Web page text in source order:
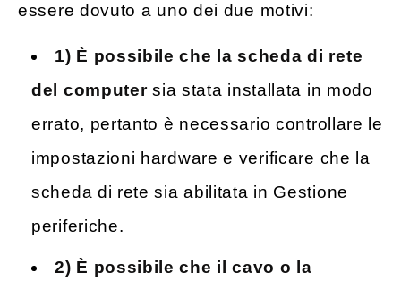
essere dovuto a uno dei due motivi:
1) È possibile che la scheda di rete
del computersia stata installata in modo
errato, pertanto è necessario controllare le
impostazioni hardware e verificare che la
scheda di rete sia abilitata in Gestione
periferiche.
2) È possibile che il cavo o la